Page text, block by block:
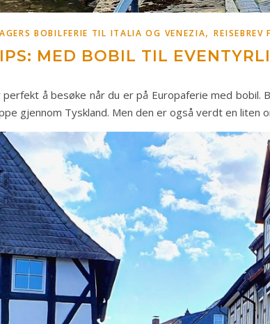
BOBILFERIE TIL ITALIA OG VENEZIA,REISEBREV
MED BOBIL TIL
å besøke når du er på Europaferie med
gjennom Tyskland. Men den er også verdt en liten